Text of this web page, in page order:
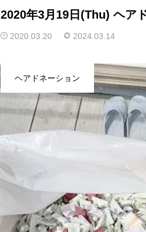
2020年3月19日(Thu) ヘア
2020.03.20 2024.03.14
ヘアドネーション